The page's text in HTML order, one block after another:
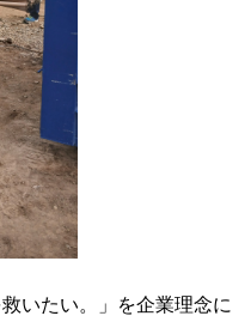
いたい。」を企業理念に